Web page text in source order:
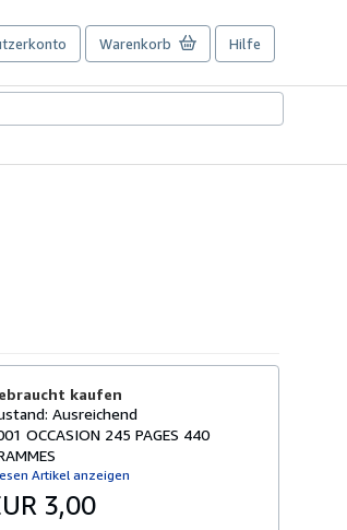
Warenkorb Hilfe
kaufen
Ausreichend
OCCASION 245 PAGES 440
Artikel anzeigen
3,00